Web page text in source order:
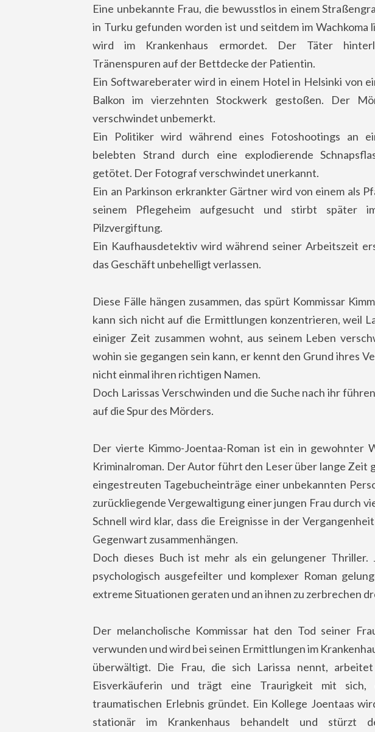
Eine unbekannte Frau, die bewusstlos in einem
in Turku gefunden worden ist und seitdem im Wachkoma
wird im Krankenhaus ermordet. Der Täter
Tränenspuren auf der Bettdecke der Patientin.
Ein Softwareberater wird in einem Hotel in Helsinki von
Balkon im vierzehnten Stockwerk gestoßen. Der
verschwindet unbemerkt.
Ein Politiker wird während eines Fotoshootings an
belebten Strand durch eine explodierende
getötet. Der Fotograf verschwindet unerkannt.
Ein an Parkinson erkrankter Gärtner wird von einem als
seinem Pflegeheim aufgesucht und stirbt später
Pilzvergiftung.
Ein Kaufhausdetektiv wird während seiner Arbeitszeit
das Geschäft unbehelligt verlassen.
Diese Fälle hängen zusammen, das spürt Kommissar
kann sich nicht auf die Ermittlungen konzentrieren, weil
einiger Zeit zusammen wohnt, aus seinem Leben
wohin sie gegangen sein kann, er kennt den Grund ihres
nicht einmal ihren richtigen Namen.
Doch Larissas Verschwinden und die Suche nach ihr
auf die Spur des Mörders.
Der vierte Kimmo-Joentaa-Roman ist ein in gewohnter
Kriminalroman. Der Autor führt den Leser über lange Zeit
eingestreuten Tagebucheinträge einer unbekannten
zurückliegende Vergewaltigung einer jungen Frau durch
Schnell wird klar, dass die Ereignisse in der
Gegenwart zusammenhängen.
Doch dieses Buch ist mehr als ein gelungener Thriller.
psychologisch ausgefeilter und komplexer Roman
extreme Situationen geraten und an ihnen zu zerbrechen
Der melancholische Kommissar hat den Tod seiner
verwunden und wird bei seinen Ermittlungen im
überwältigt. Die Frau, die sich Larissa nennt,
Eisverkäuferin und trägt eine Traurigkeit mit
traumatischen Erlebnis gründet. Ein Kollege Joentaas
stationär im Krankenhaus behandelt und stürzt